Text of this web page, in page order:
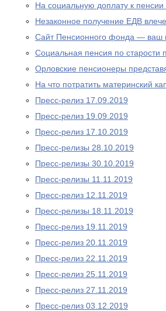
На социальную доплату к
Незаконное получение ЕДВ
Сайт Пенсионного фонда —
Социальная пенсия по старости
Орловские пенсионеры
На что потратить материнский
Пресс-релиз 17.09.2019
Пресс-релиз 19.09.2019
Пресс-релиз 17.10.2019
Пресс-релизы 28.10.2019
Пресс-релизы 30.10.2019
Пресс-релизы 11.11.2019
Пресс-релиз 12.11.2019
Пресс-релизы 18.11.2019
Пресс-релиз 19.11.2019
Пресс-релиз 20.11.2019
Пресс-релиз 22.11.2019
Пресс-релиз 25.11.2019
Пресс-релиз 27.11.2019
Пресс-релиз 03.12.2019